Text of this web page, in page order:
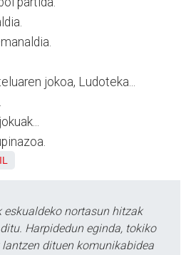
jokoa, Ludoteka...
eskualdeko nortasun hitzak
Harpidedun eginda, tokiko
dituen komunikabidea